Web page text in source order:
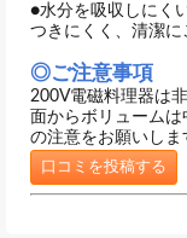
●水分を吸収しにく
つきにくく、清潔に
◎ご注意事項
200V電磁料理器は
面からボリューム
の注意をお願いしま
口コミを投稿する